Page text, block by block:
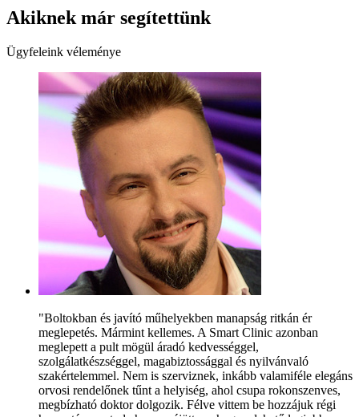
Akiknek már segítettünk
Ügyfeleink véleménye
"Boltokban és javító műhelyekben manapság ritkán ér
meglepetés. Mármint kellemes. A Smart Clinic azonban
meglepett a pult mögül áradó kedvességgel,
szolgálatkészséggel, magabiztossággal és nyilvánvaló
szakértelemmel. Nem is szerviznek, inkább valamiféle elegáns
orvosi rendelőnek tűnt a helyiség, ahol csupa rokonszenves,
megbízható doktor dolgozik. Félve vittem be hozzájuk régi